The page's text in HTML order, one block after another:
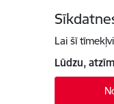
Lai šī
Lūdzu,